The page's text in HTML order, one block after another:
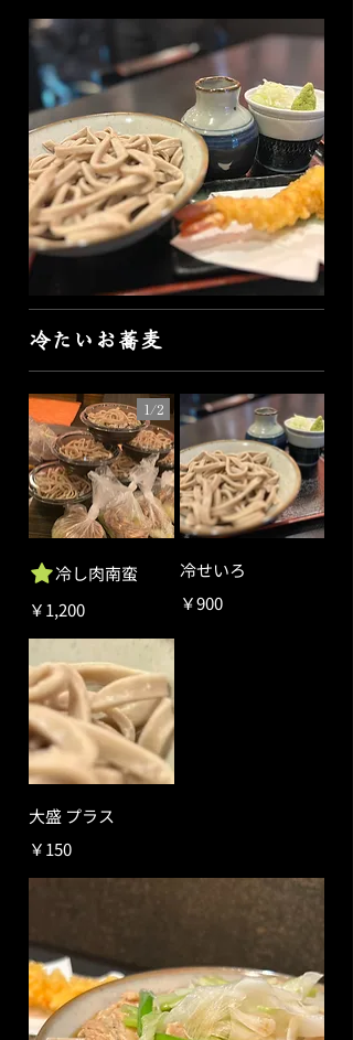
冷たいお蕎麦
冷し肉南蛮
￥1,200
1/2
冷せいろ
￥900
大盛 プラス
￥150